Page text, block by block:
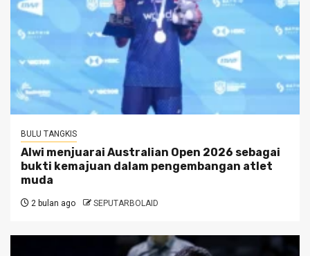
BULU TANGKIS
Alwi menjuarai Australian Open 2026 sebagai
bukti kemajuan dalam pengembangan atlet
muda
2 bulan ago SEPUTARBOLAID